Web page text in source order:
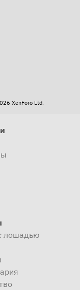
XenForo Ltd.
лошадью